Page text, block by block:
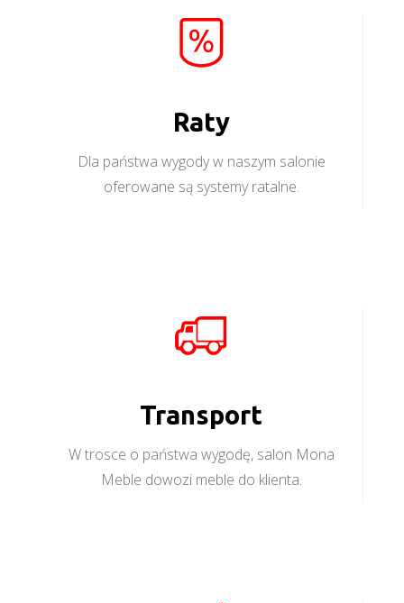
Raty
Dla państwa wygody w naszym salonie
oferowane są systemy ratalne.
Transport
W trosce o państwa wygodę, salon Mona
Meble dowozi meble do klienta.